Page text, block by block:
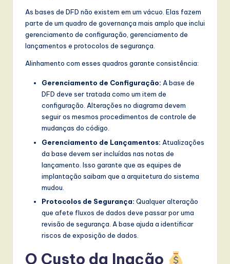
As bases de DFD não existem em um vácuo. Elas fazem
parte de um quadro de governança mais amplo que inclui
gerenciamento de configuração, gerenciamento de
lançamentos e protocolos de segurança.
Alinhamento com esses quadros garante consistência:
Gerenciamento de Configuração: A base de
DFD deve ser tratada como um item de
configuração. Alterações no diagrama devem
seguir os mesmos procedimentos de controle de
mudanças do código.
Gerenciamento de Lançamentos: Atualizações
da base devem ser incluídas nas notas de
lançamento. Isso garante que as equipes de
implantação saibam que a arquitetura do sistema
mudou.
Protocolos de Segurança: Qualquer alteração
que afete fluxos de dados deve passar por uma
revisão de segurança. A base ajuda a identificar
riscos de exposição de dados.
O Custo da Inação